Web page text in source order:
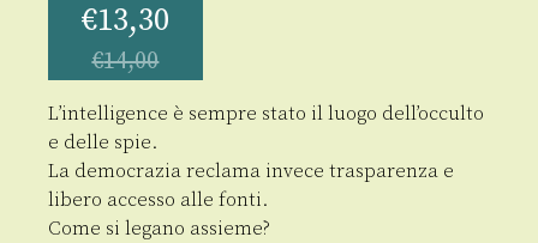
€13,30
€14,00
L’intelligence è sempre stato il luogo dell’occulto
e delle spie.
La democrazia reclama invece trasparenza e
libero accesso alle fonti.
Come si legano assieme?